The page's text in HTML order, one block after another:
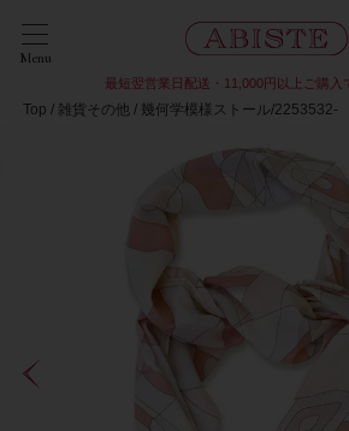
Menu
最短翌営業日配送・11,000円以上ご購入
Top 雑貨その他 幾何学模様ストール/2253532-